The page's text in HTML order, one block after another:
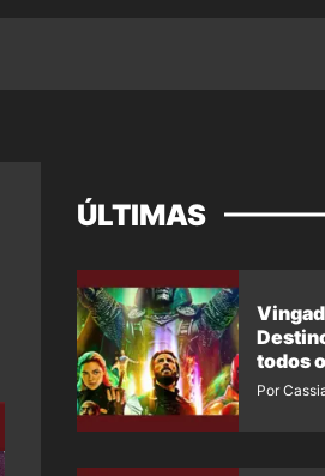
ÚLTIMAS
todos
Por